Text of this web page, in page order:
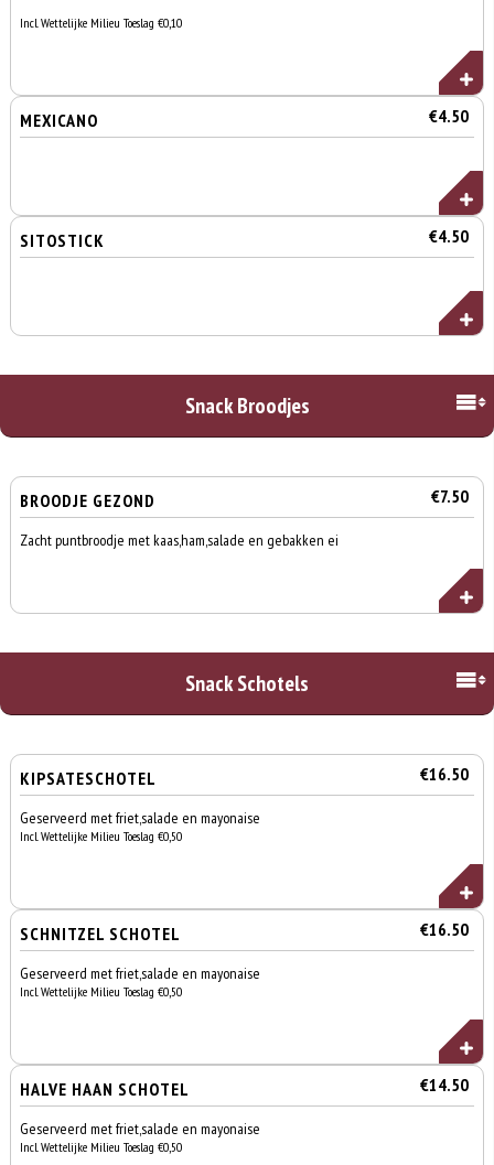
Incl. Wettelijke Milieu Toeslag €0,10
MEXICANO €4.50
SITOSTICK €4.50
Snack Broodjes
BROODJE GEZOND €7.50
Zacht puntbroodje met kaas,ham,salade en gebakken ei
Snack Schotels
KIPSATESCHOTEL €16.50
Geserveerd met friet,salade en mayonaise
Incl. Wettelijke Milieu Toeslag €0,50
SCHNITZEL SCHOTEL €16.50
Geserveerd met friet,salade en mayonaise
Incl. Wettelijke Milieu Toeslag €0,50
HALVE HAAN SCHOTEL €14.50
Geserveerd met friet,salade en mayonaise
Incl. Wettelijke Milieu Toeslag €0,50